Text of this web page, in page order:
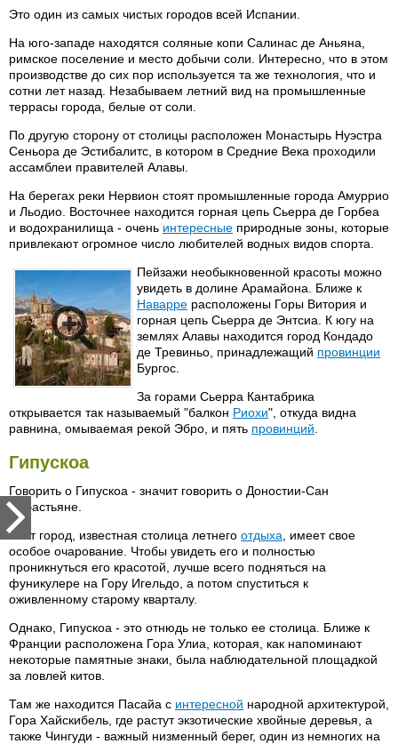
Это один из самых чистых городов всей Испании.
На юго-западе находятся соляные копи Салинас де Аньяна,
римское поселение и место добычи соли. Интересно, что в этом
производстве до сих пор используется та же технология, что и
сотни лет назад. Незабываем летний вид на промышленные
террасы города, белые от соли.
По другую сторону от столицы расположен Монастырь Нуэстра
Сеньора де Эстибалитс, в котором в Средние Века проходили
ассамблеи правителей Алавы.
На берегах реки Нервион стоят промышленные города Амуррио
и Льодио. Восточнее находится горная цепь Сьерра де Горбеа
и водохранилища - очень интересные природные зоны, которые
привлекают огромное число любителей водных видов спорта.
Пейзажи необыкновенной красоты можно
увидеть в долине Арамайона. Ближе к
Наварре расположены Горы Витория и
горная цепь Сьерра де Энтсиа. К югу на
землях Алавы находится город Кондадо
де Тревиньо, принадлежащий провинции
Бургос.
За горами Сьерра Кантабрика
открывается так называемый "балкон Риохи", откуда видна
равнина, омываемая рекой Эбро, и пять провинций
Гипускоа
Говорить о Гипускоа - значит говорить о Доностии-Сан
Себастьяне.
Этот город, известная столица летнего отдыха , имеет свое
особое очарование. Чтобы увидеть его и полностью
проникнуться его красотой, лучше всего подняться на
фуникулере на Гору Игельдо, а потом спуститься к
оживленному старому кварталу.
Однако, Гипускоа - это отнюдь не только ее столица. Ближе к
Франции расположена Гора Улиа, которая, как напоминают
некоторые памятные знаки, была наблюдательной площадкой
за ловлей китов.
Там же находится Пасайа с интересной народной архитектурой,
Гора Хайскибель, где растут экзотические хвойные деревья, а
также Чингуди - важный низменный берег, один из немногих на